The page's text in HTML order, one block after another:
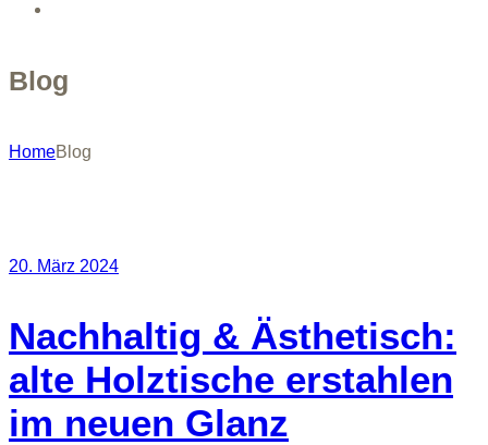
Blog
HomeBlog
20. März 2024
Nachhaltig & Ästhetisch:
alte Holztische erstahlen
im neuen Glanz